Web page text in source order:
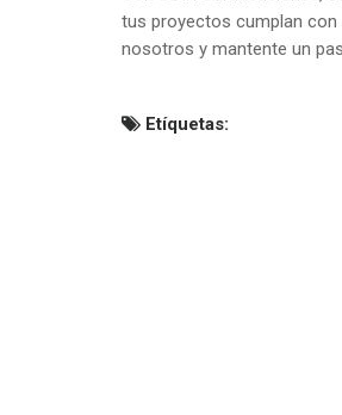
tus proyectos cumplan con
nosotros y mantente un
Etíquetas: